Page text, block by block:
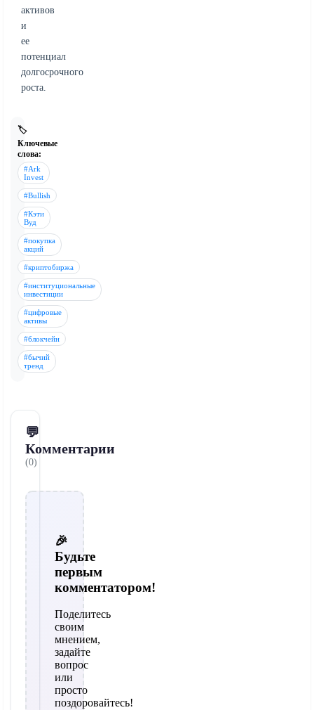
активов
и
ее
потенциал
долгосрочного
роста.
🏷️
Ключевые
слова:
#Ark
Invest
#Bullish
#Кэти
Вуд
#покупка
акций
#криптобиржа
#институциональные
инвестиции
#цифровые
активы
#блокчейн
#бычий
тренд
💬
Комментарии
(0)
🎉
Будьте
первым
комментатором!
Поделитесь
своим
мнением,
задайте
вопрос
или
просто
поздоровайтесь!